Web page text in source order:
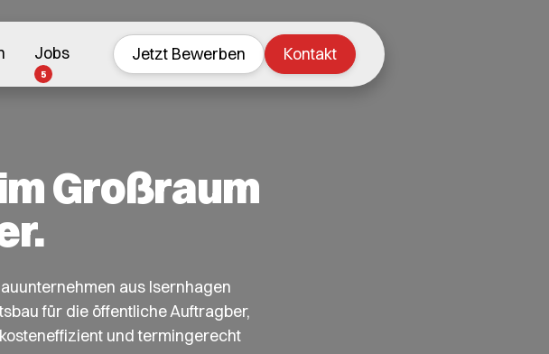
Jobs
5
Jetzt Bewerben Kontakt
Großraum
aus Isernhagen
für die öffentliche Auftragber,
und termingerecht